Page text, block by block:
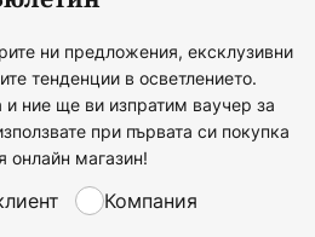
ни предложения, ексклузивни
тенденции в осветлението.
и ние ще ви изпратим ваучер за
при първата си покупка
онлайн магазин!
Компания